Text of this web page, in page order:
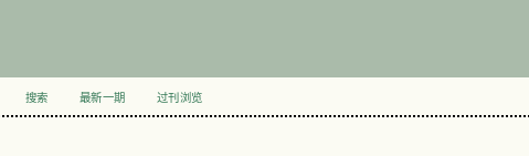
搜索 最新一期 过刊浏览